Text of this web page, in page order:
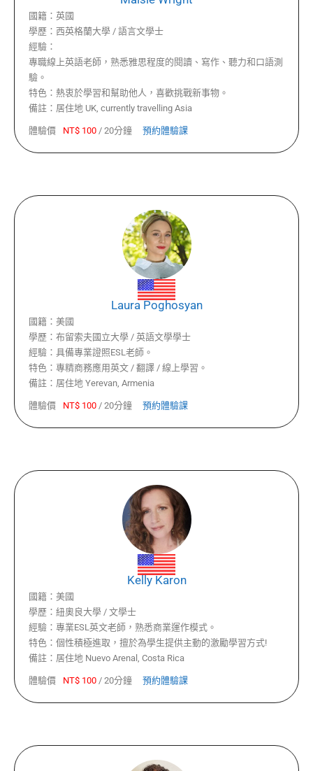
國籍： 英國
學歷： 西英格蘭大學 / 語言文學士
經驗：
專職線上英語老師，熟悉雅思程度的閱讀、寫作、聽力和口語測
驗。
特色： 熱衷於學習和幫助他人，喜歡挑戰新事物。
備註： 居住地 UK, currently travelling Asia
體驗價 NT$ 100 / 20分鐘 預約體驗課
Laura Poghosyan
國籍： 美國
學歷： 布留索夫國立大學 / 英語文學學士
經驗： 具備專業證照ESL老師。
特色： 專精商務應用英文 / 翻譯 / 線上學習。
備註： 居住地 Yerevan, Armenia
體驗價 NT$ 100 / 20分鐘 預約體驗課
Kelly Karon
國籍： 美國
學歷： 紐奧良大學 / 文學士
經驗： 專業ESL英文老師，熟悉商業運作模式。
特色： 個性積極進取，擅於為學生提供主動的激勵學習方式!
備註： 居住地 Nuevo Arenal, Costa Rica
體驗價 NT$ 100 / 20分鐘 預約體驗課